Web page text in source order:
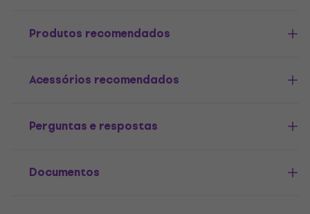
Produtos recomendados
Acessórios recomendados
Perguntas e respostas
Documentos